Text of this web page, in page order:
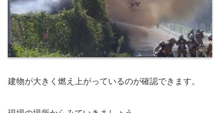
建物が大きく燃え上がっているのが確認できます。